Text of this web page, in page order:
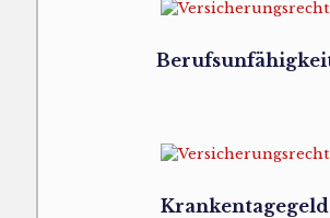
Krankentagegeld